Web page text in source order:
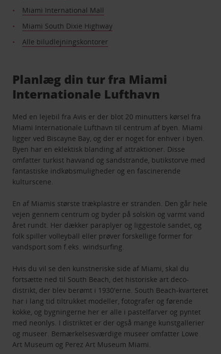
Miami International Mall
Miami South Dixie Highway
Alle biludlejningskontorer
Planlæg din tur fra Miami
Internationale Lufthavn
Med en lejebil fra Avis er der blot 20 minutters kørsel fra
Miami Internationale Lufthavn til centrum af byen. Miami
ligger ved Biscayne Bay, og der er noget for enhver i byen.
Byen har en eklektisk blanding af attraktioner. Disse
omfatter turkist havvand og sandstrande, butikstorve med
fantastiske indkøbsmuligheder og en fascinerende
kulturscene.
En af Miamis største trækplastre er stranden. Den går hele
vejen gennem centrum og byder på solskin og varmt vand
året rundt. Her dækker paraplyer og liggestole sandet, og
folk spiller volleyball eller prøver forskellige former for
vandsport som f.eks. windsurfing.
Hvis du vil se den kunstneriske side af Miami, skal du
fortsætte ned til South Beach, det historiske art deco-
distrikt, der blev berømt i 1930'erne. South Beach-kvarteret
har i lang tid tiltrukket modeller, fotografer og førende
kokke, og bygningerne her er alle i pastelfarver og pyntet
med neonlys. I distriktet er der også mange kunstgallerier
og museer. Bemærkelsesværdige museer omfatter Lowe
Art Museum og Perez Art Museum Miami.